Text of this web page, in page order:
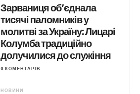
Зарваниця об’єднала
тисячі паломників у
молитві за Україну: Лицарі
Колумба традиційно
долучилися до служіння
0 КОМЕНТАРІВ
НОВИНИ